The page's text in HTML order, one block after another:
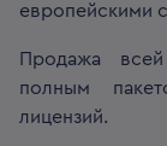
европейскими
Продажа
полным
лицензий.